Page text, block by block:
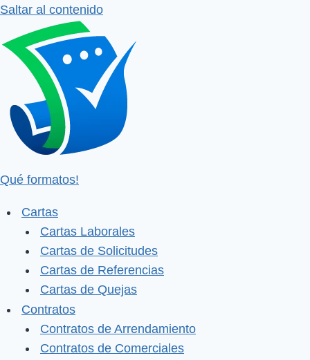
Saltar al contenido
Qué formatos!
Cartas
Cartas Laborales
Cartas de Solicitudes
Cartas de Referencias
Cartas de Quejas
Contratos
Contratos de Arrendamiento
Contratos de Comerciales